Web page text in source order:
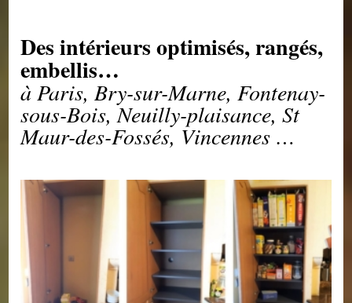
Des intérieurs optimisés, rangés,
embellis…
à Paris, Bry-sur-Marne, Fontenay-
sous-Bois, Neuilly-plaisance, St
Maur-des-Fossés, Vincennes …